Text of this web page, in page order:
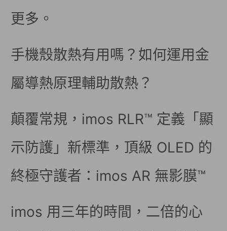
更多。
手機殼散熱有用嗎？如何運用金
屬導熱原理輔助散熱？
顛覆常規，imos RLR™ 定義「顯
示防護」新標準，頂級 OLED 的
終極守護者：imos AR 無影膜™
imos 用三年的時間，二倍的心